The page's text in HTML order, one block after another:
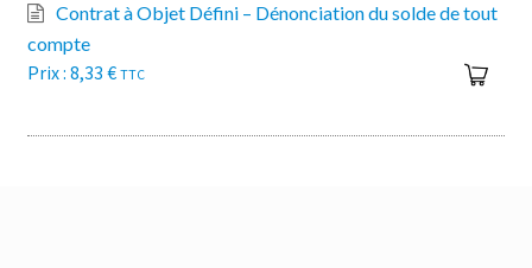
Contrat à Objet Défini – Dénonciation du solde de tout
compte
8,33 € TTC